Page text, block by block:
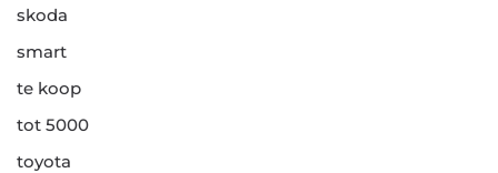
skoda
smart
te koop
tot 5000
toyota